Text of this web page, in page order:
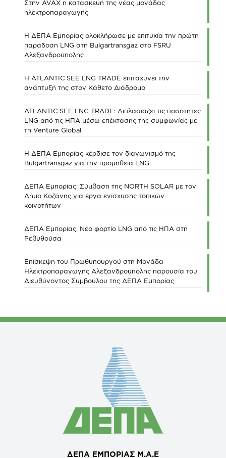
Στην AVAX η κατασκευή της νέας μονάδας
ηλεκτροπαραγωγής
Η ΔΕΠΑ Εμπορίας ολοκλήρωσε με επιτυχία την πρώτη
παράδοση LNG στη Bulgartransgaz στο FSRU
Αλεξανδρούπολης
Η ATLANTIC SEE LNG TRADE επιταχύνει την
ανάπτυξή της στον Κάθετο Διάδρομο
ATLANTIC SEE LNG TRADE: Διπλασιάζει τις ποσότητες
LNG από τις ΗΠΑ μέσω επέκτασης της συμφωνίας με
τη Venture Global
Η ΔΕΠΑ Εμπορίας κέρδισε τον διαγωνισμό της
Bulgartransgaz για την προμήθεια LNG
ΔΕΠΑ Εμπορίας: Σύμβαση της NORTH SOLAR με τον
Δήμο Κοζάνης για έργα ενίσχυσης τοπικών
κοινοτήτων
ΔΕΠΑ Εμπορίας: Νέο φορτίο LNG από τις ΗΠΑ στη
Ρεβυθούσα
Επίσκεψη του Πρωθυπουργού στη Μονάδα
Ηλεκτροπαραγωγής Αλεξανδρούπολης παρουσία του
Διευθύνοντος Συμβούλου της ΔΕΠΑ Εμπορίας
ΔΕΠΑ ΕΜΠΟΡΙΑΣ Μ.Α.Ε